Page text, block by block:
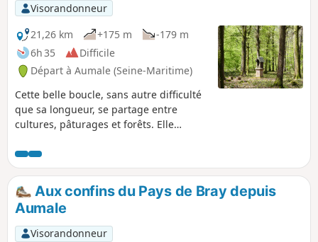
Visorandonneur
21,26 km
+175 m
-179 m
6h 35
Difficile
Départ à Aumale (Seine-Maritime)
Cette belle boucle, sans autre difficulté
que sa longueur, se partage entre
cultures, pâturages et forêts. Elle
seulement de plusieurs châteaux et
monuments religieux, mais aussi celle
des villages traversés. Le vieux centre
d'Aumale, avec sa mairie et sa
majestueuse église, méritent aussi une
petite flânerie supplémentaire.
Aux confins du Pays de Bray depuis
Aumale
Visorandonneur